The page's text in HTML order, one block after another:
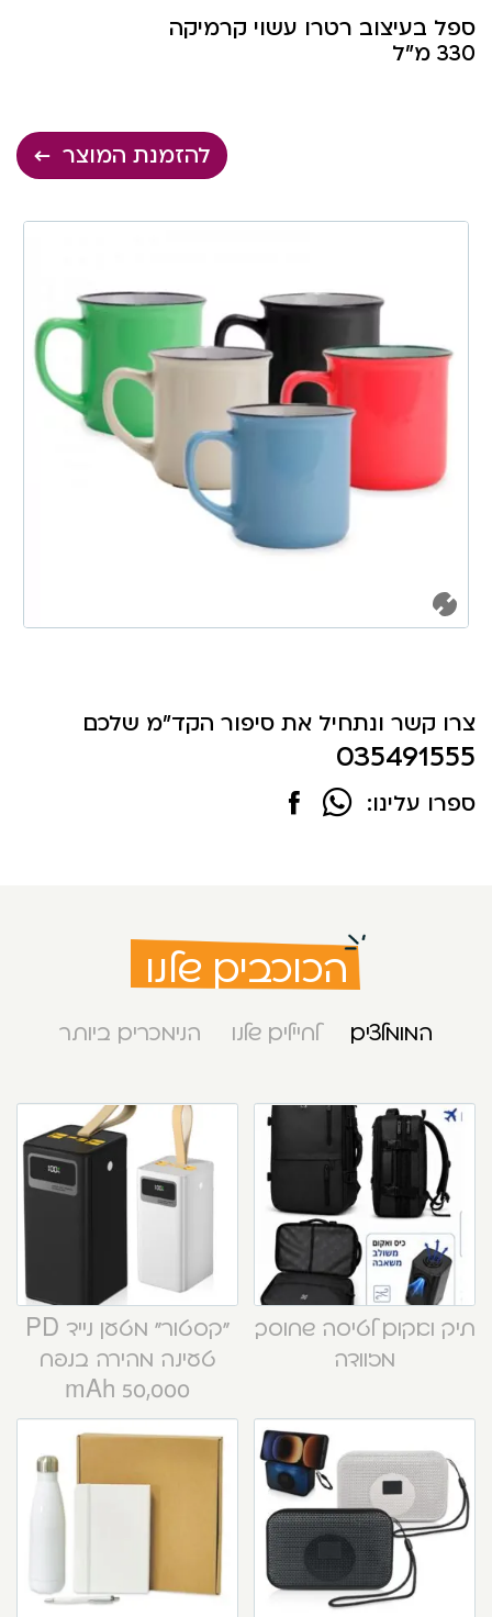
ספל בעיצוב רטרו עשוי קרמיקה
330 מ”ל
להזמנת המוצר
צרו קשר ונתחיל את סיפור הקד"מ שלכם
035491555
ספרו עלינו:
הכוכבים שלנו
המומלצים לחיילים שלנו הנימכרים ביותר
תיק ואקום לטיסה שחוסך
מזוודה
“קסטור” מטען נייד PD
טעינה מהירה בנפח
50,000 mAh